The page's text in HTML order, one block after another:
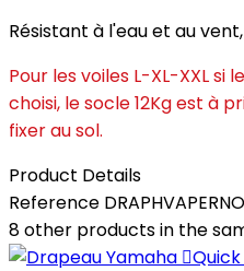
Résistant à l'eau et au
Pour les voiles L-XL-XXL si
choisi, le socle 12Kg est à
fixer au sol.
Product Details
Reference
8 other products in the
